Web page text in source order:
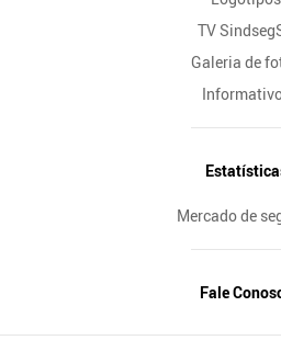
TV
Galeria de
Mercado de
Fale